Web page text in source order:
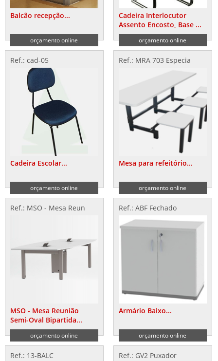
Balcão recepção...
orçamento online
Cadeira Interlocutor
Assento Encosto, Base ...
orçamento online
Ref.: cad-05
Cadeira Escolar...
orçamento online
Ref.: MRA 703 Especia
Mesa para refeitório...
orçamento online
Ref.: MSO - Mesa Reun
MSO - Mesa Reunião
Semi-Oval Bipartida...
orçamento online
Ref.: ABF Fechado
Armário Baixo...
orçamento online
Ref.: 13-BALC Ref.: GV2 Puxador